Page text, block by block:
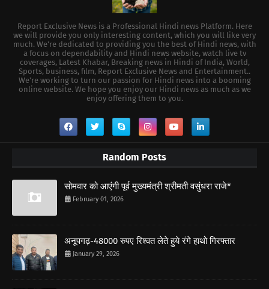
Report Exclusive News is a Professional Hindi news Platform. Here
we will provide you only interesting content, which you will like very
much. We're dedicated to providing you the best of Hindi news, with
a focus on dependability and Hindi news website, watch live tv
coverages, Latest Khabar, Breaking news in Hindi of India, World,
Sports, business, film, Report Exclusive News and Entertainment..
We're working to turn our passion for Hindi news into a booming
online website. We hope you enjoy our Hindi news as much as we
enjoy offering them to you.
Random Posts
सोमवार को आएंगी पूर्व मुख्यमंत्री श्रीमती वसुंधरा राजे*
February 01, 2026
अनूपगढ़-48000 रुपए रिश्वत लेते हुये रंगे हाथो गिरफ्तार
January 29, 2026